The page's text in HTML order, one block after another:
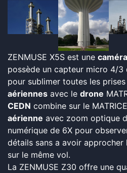
ZENMUSE X5S est une caméra
possède un capteur micro 4/3
pour sublimer toutes les
aériennes avec le drone
CEDN combine sur le
aérienne avec zoom optique
numérique de 6X pour
détails sans a avoir
sur le même vol.
La ZENMUSE Z30 offre une